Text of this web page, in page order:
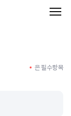
은 필수항목